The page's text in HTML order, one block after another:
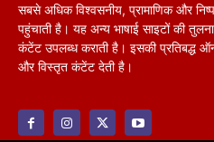
सबसे अधिक विश्वसनीय, प्रामाणिक और
पहुंचाती है। यह अन्य भाषाई साइटों की तुलना
कंटेंट उपलब्ध कराती है। इसकी प्रतिबद्ध
और विस्तृत कंटेंट देती है।